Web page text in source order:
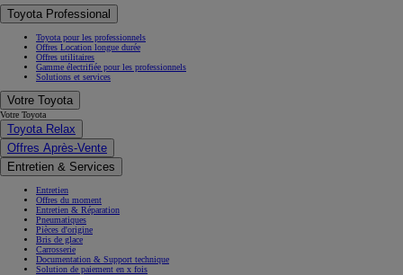
Toyota Professional
Toyota pour les professionnels
Offres Location longue durée
Offres utilitaires
Gamme électrifiée pour les professionnels
Solutions et services
Votre Toyota
Votre Toyota
Toyota Relax
Offres Après-Vente
Entretien & Services
Entretien
Offres du moment
Entretien & Réparation
Pneumatiques
Pièces d'origine
Bris de glace
Carrosserie
Documentation & Support technique
Solution de paiement en x fois